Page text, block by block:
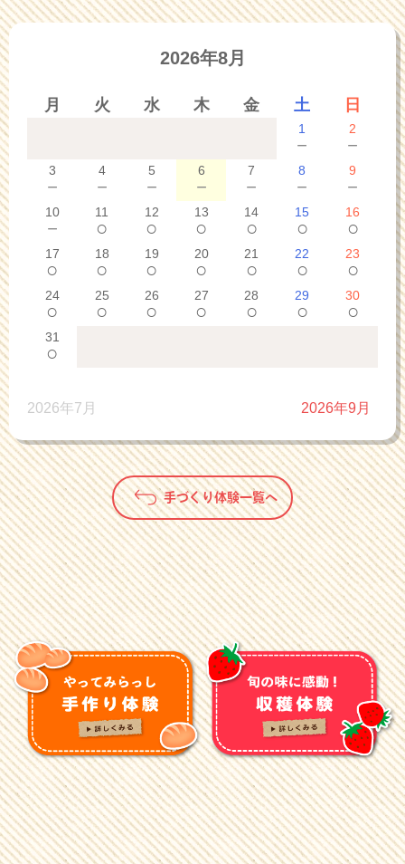
2026年8月
月 火 水 木 金 土 日
1
－
2
－
3
－
4
－
5
－
6
－
7
－
8
－
9
－
10
－
11
○
12
○
13
○
14
○
15
○
16
○
17
○
18
○
19
○
20
○
21
○
22
○
23
○
24
○
25
○
26
○
27
○
28
○
29
○
30
○
31
○
2026年7月 2026年9月
手づくり体験一覧へ